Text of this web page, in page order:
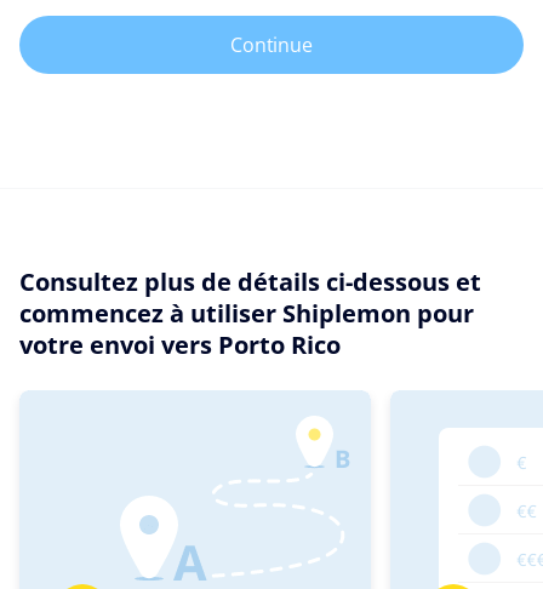
Continue
Consultez plus de détails ci-dessous et
commencez à utiliser Shiplemon pour
votre envoi vers Porto Rico